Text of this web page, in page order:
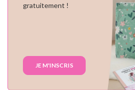
gratuitement !
JE M'INSCRIS